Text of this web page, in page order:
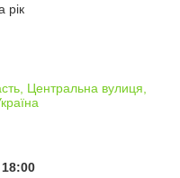
рік
Центральна вулиця,